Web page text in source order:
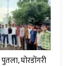
घोरडोंगरी